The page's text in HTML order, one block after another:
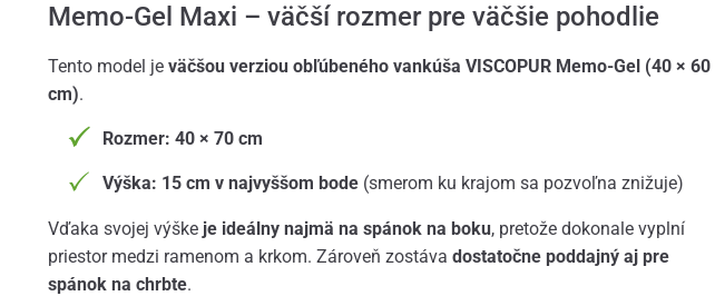
Memo-Gel Maxi – väčší rozmer pre väčšie pohodlie
Tento model je väčšou verziou obľúbeného vankúša VISCOPUR Memo-Gel (40 × 60
cm).
Rozmer: 40 × 70 cm
Výška: 15 cm v najvyššom bode(smerom ku krajom sa pozvoľna znižuje)
Vďaka svojej výške je ideálny najmä na spánok na boku, pretože dokonale vyplní
priestor medzi ramenom a krkom. Zároveň zostáva dostatočne poddajný aj pre
spánok na chrbte.